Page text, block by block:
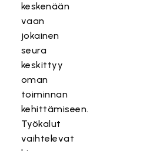
keskenään
vaan
jokainen
seura
keskittyy
oman
toiminnan
kehittämiseen.
Työkalut
vaihtelevat